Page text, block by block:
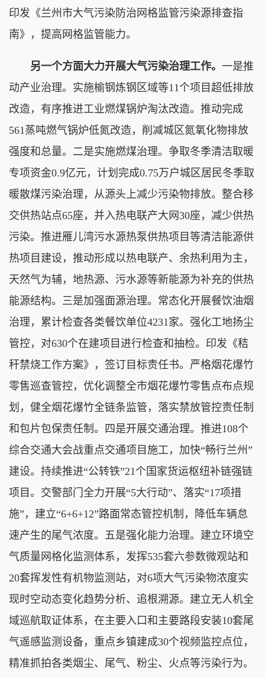
印发《兰州市大气污染防治网格监管污染源排查指
南》，提高网格监管能力。
另一个方面大力开展大气污染治理工作。 一是推
动产业治理。实施榆钢炼钢区域等11个项目超低排放
改造，有序推进工业燃煤锅炉淘汰改造。推动完成
561蒸吨燃气锅炉低氮改造，削减城区氮氧化物排放
强度和总量。二是实施燃煤治理。争取冬季清洁取暖
专项资金0.9亿元，计划完成0.75万户城区居民冬季取
暖散煤污染治理，从源头上减少污染物排放。整合移
交供热站点65座，并入热电联产大网30座，减少供热
污染。推进雁儿湾污水源热泵供热项目等清洁能源供
热项目建设，推动形成以热电联产、余热利用为主，
天然气为辅，地热源、污水源等新能源为补充的供热
能源结构。三是加强面源治理。常态化开展餐饮油烟
治理，累计检查各类餐饮单位4231家。强化工地扬尘
管控，对630个在建项目进行检查和抽检。印发《秸
秆禁烧工作方案》，签订目标责任书。严格烟花爆竹
零售巡查管控，优化调整全市烟花爆竹零售点布点规
划，健全烟花爆竹全链条监管，落实禁放管控责任制
和包片包保责任制。四是开展交通治理。推进108个
综合交通大会战重点交通项目施工，加快“畅行兰州”
建设。持续推进“公转铁”21个国家货运枢纽补链强链
项目。交警部门全力开展“5大行动”、落实“17项措
施”，建立“6+6+12”路面常态管控机制，降低车辆怠
速产生的尾气浓度。五是强化能力治理。建立环境空
气质量网格化监测体系，发挥535套六参数微观站和
20套挥发性有机物监测站，对6项大气污染物浓度实
现时空动态变化趋势分析、追根溯源。建立无人机全
域巡航取证体系，在主要入口和主要路段安装10套尾
气遥感监测设备，重点乡镇建成30个视频监控点位，
精准抓拍各类烟尘、尾气、粉尘、火点等污染行为。